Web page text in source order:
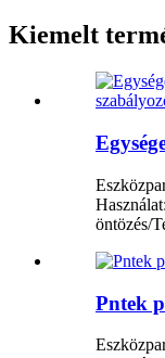
Kiemelt
öntözés/
Pntek